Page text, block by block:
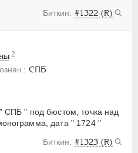
#1322 (R)
СПБ
СПБ " под бюстом, точка над
дата " 1724 "
#1323 (R)
2